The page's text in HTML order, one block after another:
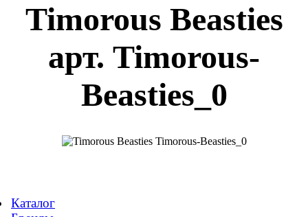
Timorous Beasties
арт. Timorous-
Beasties_0
Каталог